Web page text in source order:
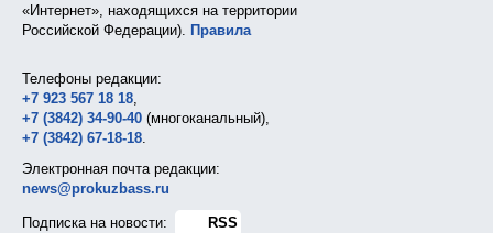
«Интернет», находящихся на территории
Российской Федерации). Правила
Телефоны редакции:
+7 923 567 18 18
+7 (3842) 34-90-40 (многоканальный),
+7 (3842) 67-18-18
Электронная почта редакции:
news@prokuzbass.ru
Подписка на новости:
RSS